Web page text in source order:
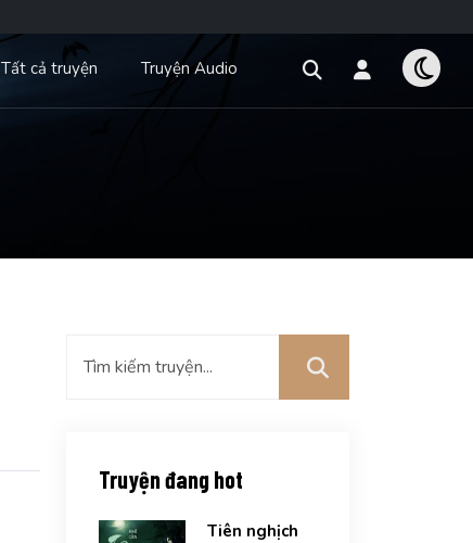
Tất cả truyện Truyện Audio
Truyện đang hot
Tiên nghịch